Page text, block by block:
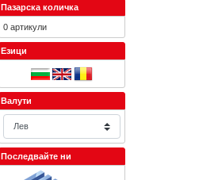
Пазарска количка
0 артикули
Езици
Валути
Последвайте ни